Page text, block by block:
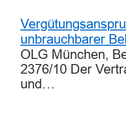
unbrauchbarer
OLG München,
2376/10 Der
und…